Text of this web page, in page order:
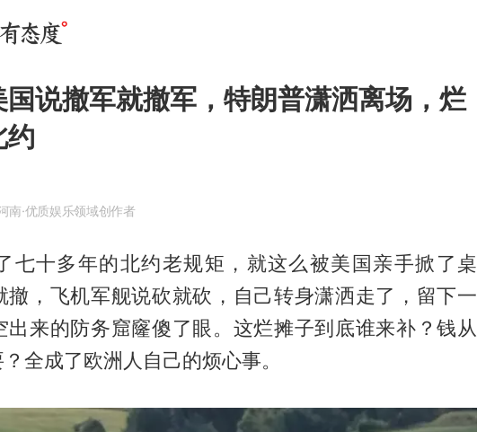
说撤军就撤军，特朗普潇洒离场，烂
约
南·优质娱乐领域创作者
七十多年的北约老规矩，就这么被美国亲手掀了桌
撤，飞机军舰说砍就砍，自己转身潇洒走了，留下一
出来的防务窟窿傻了眼。这烂摊子到底谁来补？钱从
全成了欧洲人自己的烦心事。